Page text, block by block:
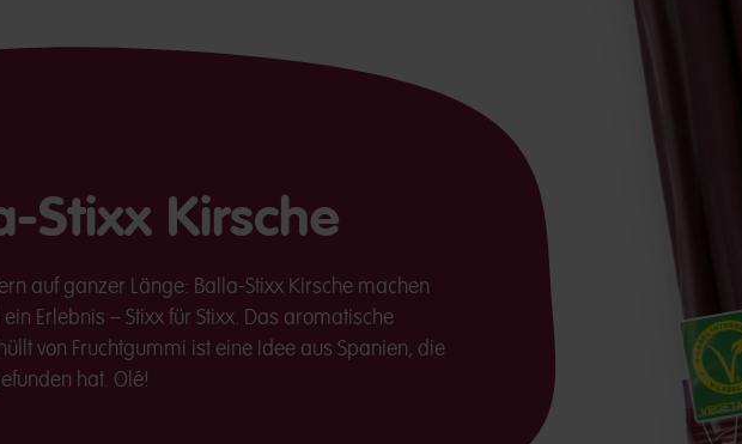
Stixx Kirsche
auf ganzer Länge: Balla-Stixx Kirsche machen
Erlebnis ­– Stixx für Stixx. Das aromatische
von Fruchtgummi ­ist eine Idee aus Spanien, die
hat. Olé!